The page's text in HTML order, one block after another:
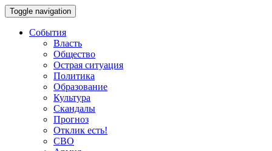
Toggle navigation
События
Власть
Общество
Острая ситуация
Политика
Образование
Культура
Скандалы
Прогноз
Отклик есть!
СВО